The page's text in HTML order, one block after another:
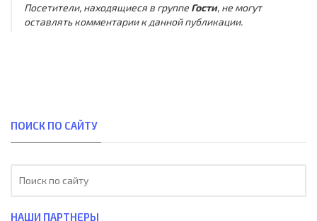
Посетители, находящиеся в группе Гости, не могут
оставлять комментарии к данной публикации.
ПОИСК ПО САЙТУ
НАШИ ПАРТНЕРЫ